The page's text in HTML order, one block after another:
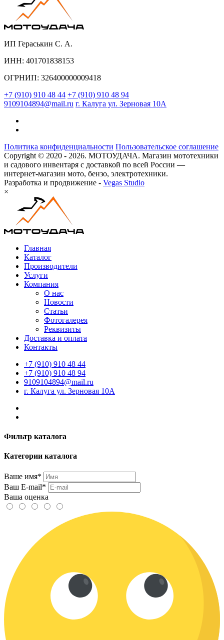
ИП Гераськин С. А.
ИНН: 401701838153
ОГРНИП: 326400000009418
+7 (910) 910 48 44 +7 (910) 910 48 94
9109104894@mail.ru г. Калуга ул. Зерновая 10А
Политика конфиденциальности Пользовательское соглашение
Copyright © 2020 - 2026. МОТОУДАЧА. Магазин мототехники
и садового инвентаря с доставкой по всей России —
интернет-магазин мото, бензо, электротехники.
Разработка и продвижение - Vegas Studio
×
Главная
Каталог
Производители
Услуги
Компания
О нас
Новости
Статьи
Фотогалерея
Реквизиты
Доставка и оплата
Контакты
+7 (910) 910 48 44
+7 (910) 910 48 94
9109104894@mail.ru
г. Калуга ул. Зерновая 10А
Фильтр каталога
Категории каталога
Ваше имя*
Ваш E-mail*
Ваша оценка